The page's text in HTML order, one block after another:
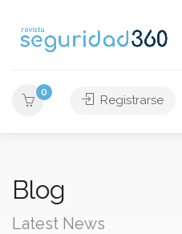
0
Registrarse
Blog
Latest News